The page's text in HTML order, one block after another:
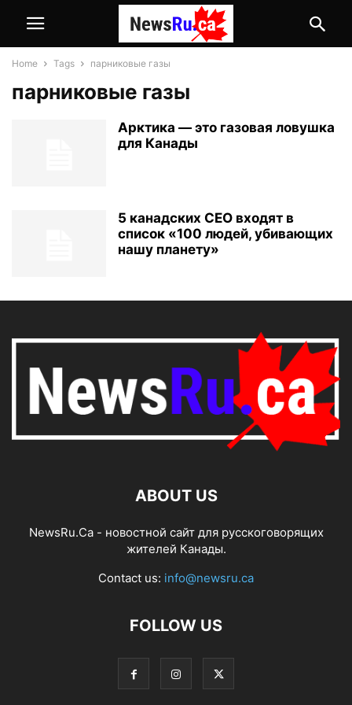
Home Tags парниковые газы
парниковые газы
Арктика — это газовая ловушка
для Канады
5 канадских СЕО входят в
список «100 людей, убивающих
нашу планету»
ABOUT US
NewsRu.Ca - новостной сайт для русскоговорящих
жителей Канады.
Contact us: info@newsru.ca
FOLLOW US